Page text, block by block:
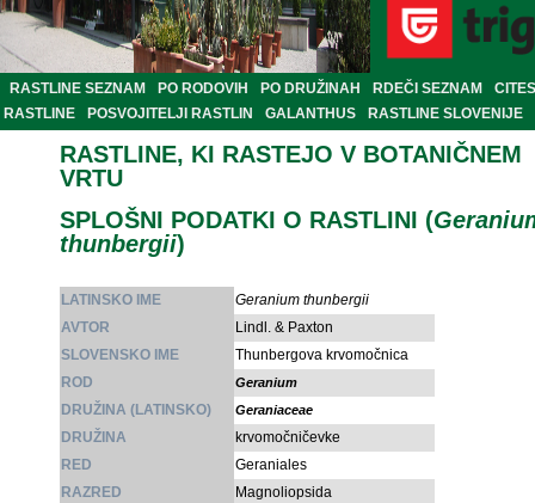
RASTLINE SEZNAM PO RODOVIH PO DRUŽINAH RDEČI SEZNAM
CITES
RASTLINE
POSVOJITELJI RASTLIN GALANTHUS RASTLINE SLOVENIJE
RASTLINE, KI RASTEJO V BOTANIČNEM
VRTU
SPLOŠNI PODATKI O RASTLINI (
thunbergii)
LATINSKO IME
Geranium thunbergii
AVTOR
Lindl. & Paxton
SLOVENSKO IME
Thunbergova krvomočnica
ROD
Geranium
DRUŽINA (LATINSKO) Geraniaceae
DRUŽINA
krvomočničevke
RED
Geraniales
RAZRED
Magnoliopsida